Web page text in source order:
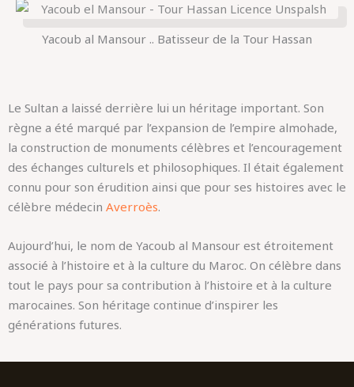
Yacoub al Mansour .. Batisseur de la Tour Hassan
Le Sultan a laissé derrière lui un héritage important. Son
règne a été marqué par l’expansion de l’empire almohade,
la construction de monuments célèbres et l’encouragement
des échanges culturels et philosophiques. Il était également
connu pour son érudition ainsi que pour ses histoires avec le
célèbre médecin Averroès.
Aujourd’hui, le nom de Yacoub al Mansour est étroitement
associé à l’histoire et à la culture du Maroc. On célèbre dans
tout le pays pour sa contribution à l’histoire et à la culture
marocaines. Son héritage continue d’inspirer les
générations futures.